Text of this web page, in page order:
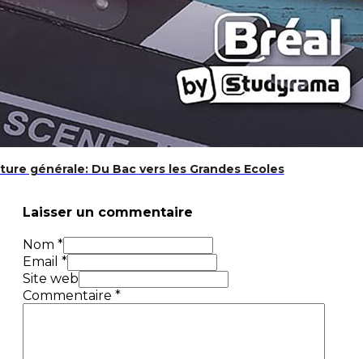
générale: Du Bac vers les Grandes Ecoles
Laisser un commentaire
Nom *
Email *
Site web
Commentaire *